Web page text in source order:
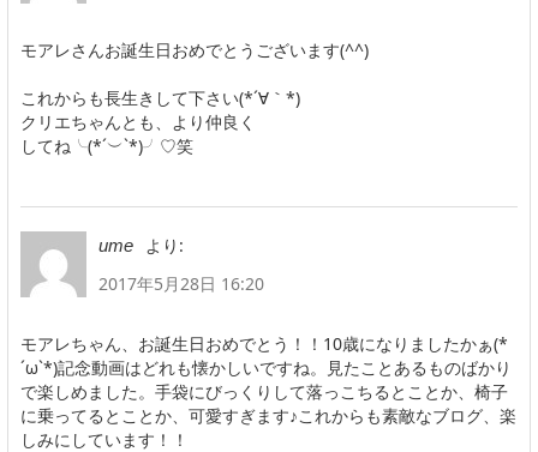
モアレさんお誕生日おめでとうございます(^^)
これからも長生きして下さい(*´∀｀*)
クリエちゃんとも、より仲良く
してね╰(*´︶`*)╯♡笑
ume
より:
2017年5月28日 16:20
モアレちゃん、お誕生日おめでとう！！10歳になりましたかぁ(*
´ω`*)記念動画はどれも懐かしいですね。見たことあるものばかり
で楽しめました。手袋にびっくりして落っこちるとことか、椅子
に乗ってるとことか、可愛すぎます♪これからも素敵なブログ、楽
しみにしています！！